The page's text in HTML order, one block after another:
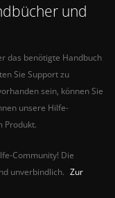
und
das benötigte Handbuch
Sie Support zu
sein, können Sie
unsere Hilfe-
Produkt.
Community! Die
unverbindlich. Zur